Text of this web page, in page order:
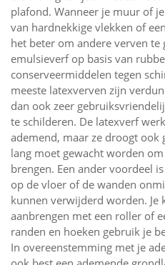
plafond. Wanneer je muur of
van hardnekkige vlekken of
het beter om andere verven te
emulsieverf op basis van
conserveermiddelen tegen
meeste latexverven zijn
dan ook zeer
te schilderen. De latexverf
ademend, maar ze droogt
lang moet gewacht worden
brengen. Een ander voordeel
op de vloer of de wanden
kunnen verwijderd worden.
aanbrengen met een roller of
randen en hoeken gebruik je
In overeenstemming met je